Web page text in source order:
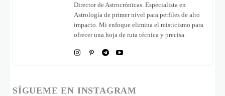
Director de Astrocrónicas. Especialista en
Astrología de primer nivel para perfiles de alto
impacto. Mi enfoque elimina el misticismo para
ofrecer una hoja de ruta técnica y precisa.
SÍGUEME EN INSTAGRAM